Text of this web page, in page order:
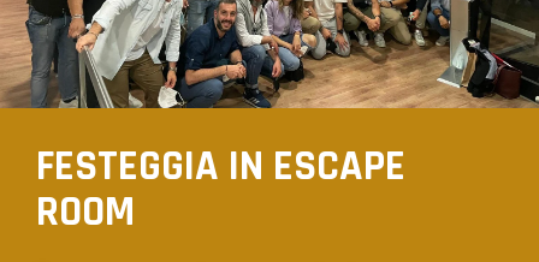
FESTEGGIA IN ESCAPE
ROOM